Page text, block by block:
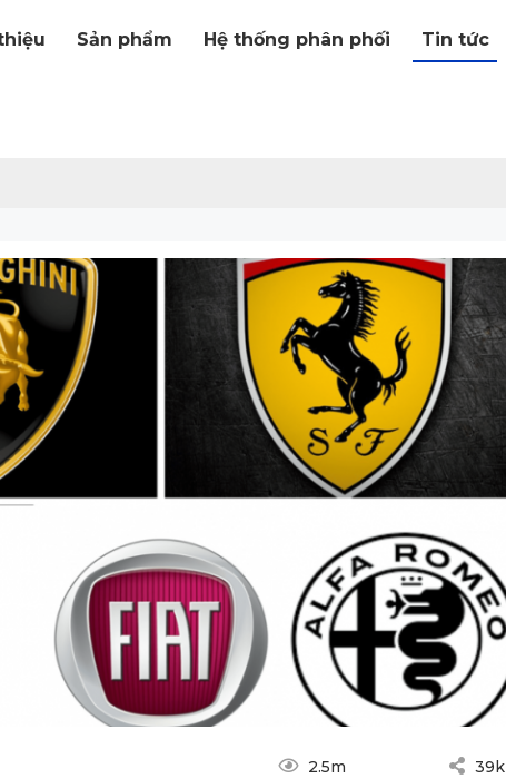
Sản phẩm Hệ thống phân phối Tin tức
2.5m 39k